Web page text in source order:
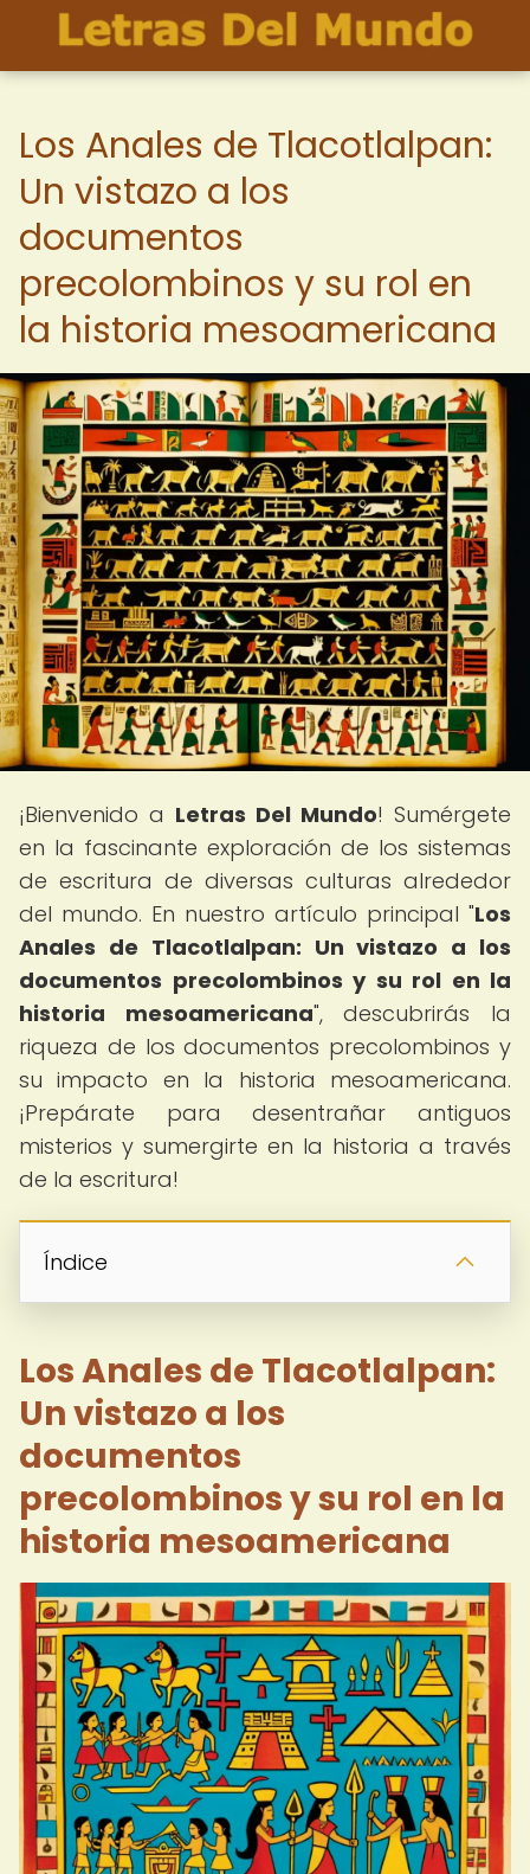
Los Anales de Tlacotlalpan:
Un vistazo a los
documentos
precolombinos y su rol en
la historia mesoamericana
¡Bienvenido a Letras Del Mundo! Sumérgete
en la fascinante exploración de los sistemas
de escritura de diversas culturas alrededor
del mundo. En nuestro artículo principal "Los
Anales de Tlacotlalpan: Un vistazo a los
documentos precolombinos y su rol en la
historia mesoamericana", descubrirás la
riqueza de los documentos precolombinos y
su impacto en la historia mesoamericana.
¡Prepárate para desentrañar antiguos
misterios y sumergirte en la historia a través
de la escritura!
Índice
Los Anales de Tlacotlalpan:
Un vistazo a los
documentos
precolombinos y su rol en la
historia mesoamericana